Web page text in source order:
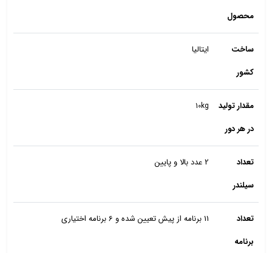
محصول
ساخت
کشور
ایتالیا
مقدار تولید
در هر دور
10kg
تعداد
سیلندر
2 عدد بالا و پایین
تعداد
برنامه
11 برنامه از پیش تعیین شده و 6 برنامه اختیاری